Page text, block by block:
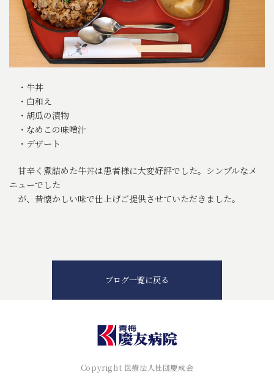
・牛丼
・白和え
・胡瓜の漬物
・なめこの味噌汁
・デザート
甘辛く煮詰めた牛丼は患者様に大変好評でした。シンプルなメ
ニューでした
が、昔懐かしい味で仕上げご提供させていただきました。
ブログ一覧に戻る
Copyright 医療法人社団慶成会